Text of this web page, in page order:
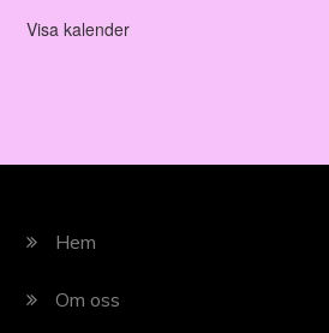
Visa kalender
Hem
Om oss